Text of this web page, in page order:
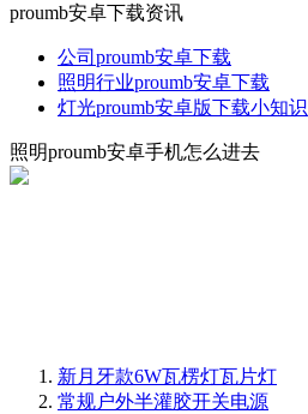
proumb安卓下载资讯
公司proumb安卓下载
照明行业proumb安卓下载
灯光proumb安卓版下载小知识
照明proumb安卓手机怎么进去
新月牙款6W瓦楞灯瓦片灯
常规户外半灌胶开关电源